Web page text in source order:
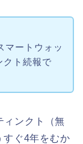
マートウォッ
クト続報で
ンクト（無
すぐ4年をむか